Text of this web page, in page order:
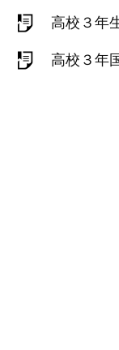
高校３年
高校３年